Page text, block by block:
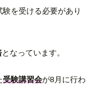
を受ける必要があり
となっています。
受験講習会が8月に行わ